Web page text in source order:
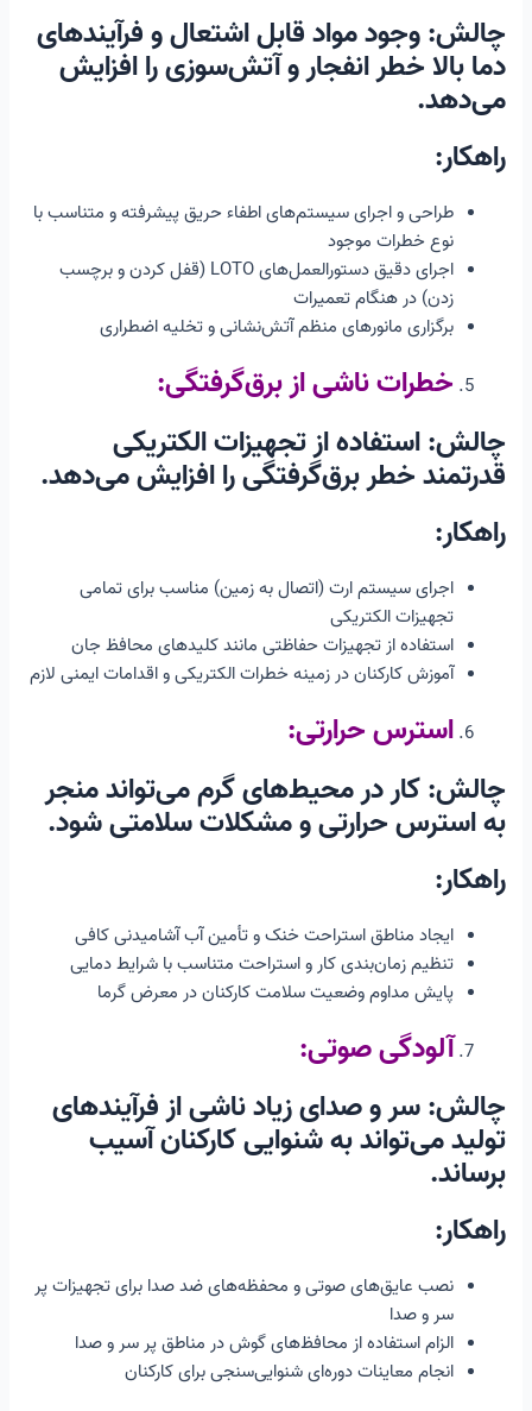
چالش: وجود مواد قابل اشتعال و فرآیندهای
دما بالا خطر انفجار و آتش‌سوزی را افزایش
می‌دهد.
راهکار:
طراحی و اجرای سیستم‌های اطفاء حریق پیشرفته و متناسب با
نوع خطرات موجود
اجرای دقیق دستورالعمل‌های LOTO (قفل کردن و برچسب
زدن) در هنگام تعمیرات
برگزاری مانورهای منظم آتش‌نشانی و تخلیه اضطراری
خطرات ناشی از برق‌گرفتگی:
چالش: استفاده از تجهیزات الکتریکی
قدرتمند خطر برق‌گرفتگی را افزایش می‌دهد.
راهکار:
اجرای سیستم ارت (اتصال به زمین) مناسب برای تمامی
تجهیزات الکتریکی
استفاده از تجهیزات حفاظتی مانند کلیدهای محافظ جان
آموزش کارکنان در زمینه خطرات الکتریکی و اقدامات ایمنی لازم
استرس حرارتی:
چالش: کار در محیط‌های گرم می‌تواند منجر
به استرس حرارتی و مشکلات سلامتی شود.
راهکار:
ایجاد مناطق استراحت خنک و تأمین آب آشامیدنی کافی
تنظیم زمان‌بندی کار و استراحت متناسب با شرایط دمایی
پایش مداوم وضعیت سلامت کارکنان در معرض گرما
آلودگی صوتی:
چالش: سر و صدای زیاد ناشی از فرآیندهای
تولید می‌تواند به شنوایی کارکنان آسیب
برساند.
راهکار:
نصب عایق‌های صوتی و محفظه‌های ضد صدا برای تجهیزات پر
سر و صدا
الزام استفاده از محافظ‌های گوش در مناطق پر سر و صدا
انجام معاینات دوره‌ای شنوایی‌سنجی برای کارکنان